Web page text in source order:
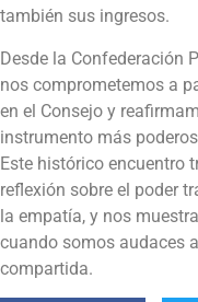
también sus ingresos.
Desde la Confederación
nos comprometemos a
en el Consejo y
instrumento más
Este histórico encuentro
reflexión sobre el poder
la empatía, y nos
cuando somos audaces
compartida.